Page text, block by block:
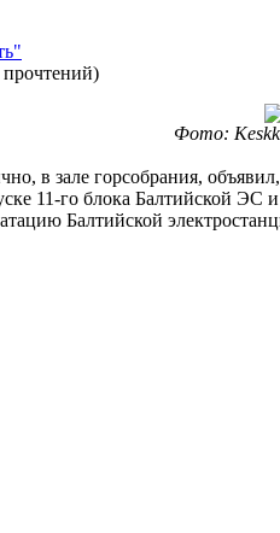
прочтений)
Фото:
в зале горсобрания,
11-го блока Балтийской ЭС
Балтийской